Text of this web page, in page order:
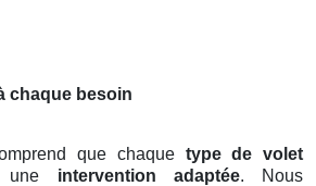
chaque besoin
que chaque type de volet
une intervention adaptée. Nous